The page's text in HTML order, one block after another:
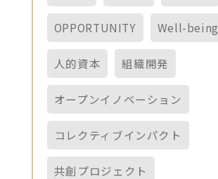
OPPORTUNITY Well-being
人的資本 組織開発
オープンイノベーション
コレクティブインパクト
共創プロジェクト